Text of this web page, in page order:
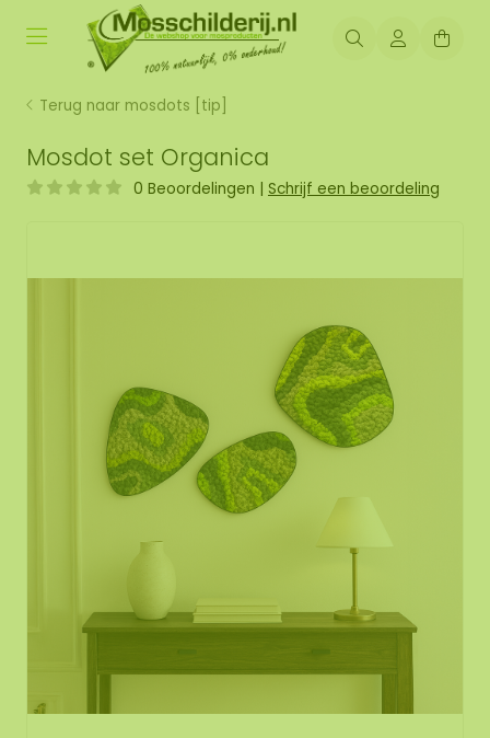
Terug naar mosdots [tip]
Mosdot set Organica
0 Beoordelingen | Schrijf een beoordeling